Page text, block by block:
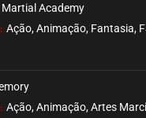
EPISÓDIO 10
setembro 18, 2020
EPISÓDIO 09
setembro 18, 2020
Academy
Ação, Animação, Fantasia,
Ação, Animação, Artes